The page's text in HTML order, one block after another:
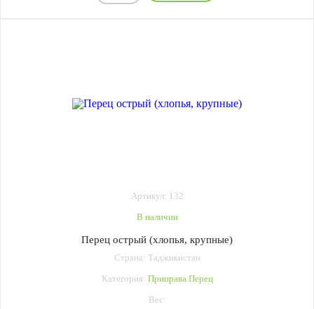
Артикул: 132
В наличии
Перец острый (хлопья, крупные)
Страна: Таджикистан
Категория: Приправа Перец
Вес: